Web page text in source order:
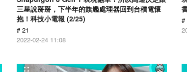
三星說掰掰，下半年的旗艦處理器回到台積電懷
抱！科技小電報 (2/25)
# 21
2022-02-24 11:08
#